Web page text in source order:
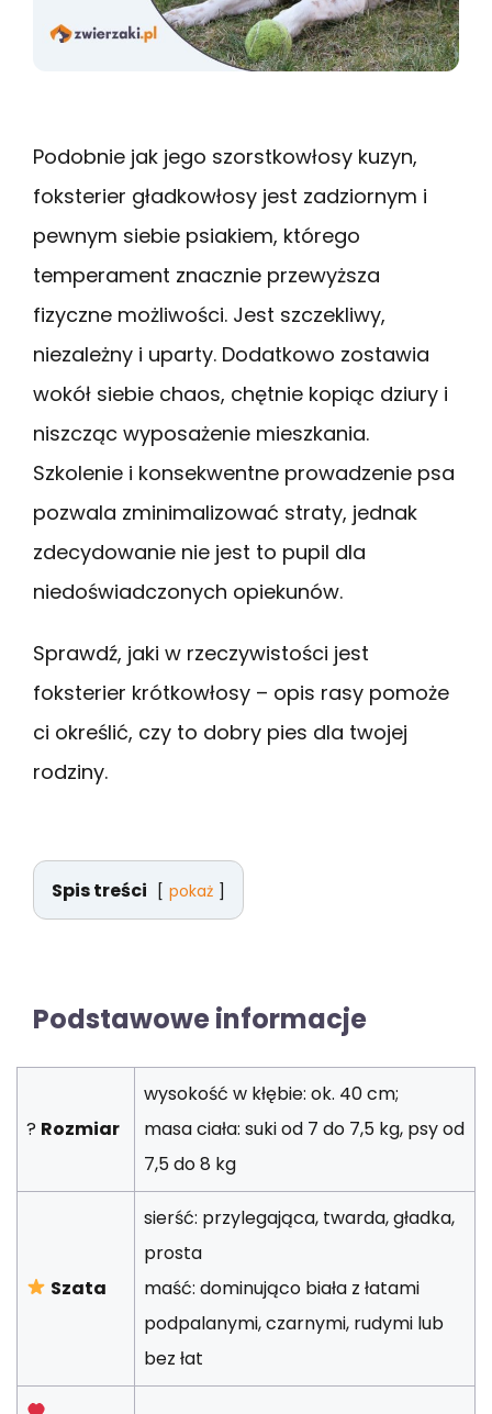
Podobnie jak jego szorstkowłosy kuzyn,
foksterier gładkowłosy jest zadziornym i
pewnym siebie psiakiem, którego
temperament znacznie przewyższa
fizyczne możliwości. Jest szczekliwy,
niezależny i uparty. Dodatkowo zostawia
wokół siebie chaos, chętnie kopiąc dziury i
niszcząc wyposażenie mieszkania.
Szkolenie i konsekwentne prowadzenie psa
pozwala zminimalizować straty, jednak
zdecydowanie nie jest to pupil dla
niedoświadczonych opiekunów.
Sprawdź, jaki w rzeczywistości jest
foksterier krótkowłosy – opis rasy pomoże
ci określić, czy to dobry pies dla twojej
rodziny.
Spis treści pokaż
Podstawowe informacje
? Rozmiar
wysokość w kłębie: ok. 40 cm;
masa ciała: suki od 7 do 7,5 kg, psy od
7,5 do 8 kg
Szata
sierść: przylegająca, twarda, gładka,
prosta
maść: dominująco biała z łatami
podpalanymi, czarnymi, rudymi lub
bez łat